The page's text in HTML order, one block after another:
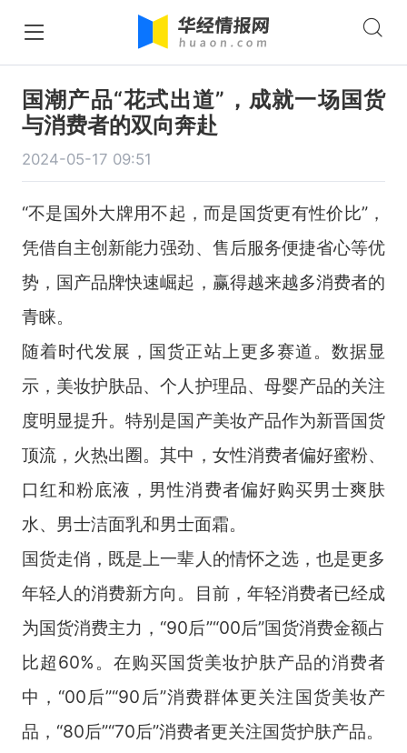
国潮产品“花式出道”，成就一场国货
与消费者的双向奔赴
2024-05-17 09:51
“不是国外大牌用不起，而是国货更有性价比”，
凭借自主创新能力强劲、售后服务便捷省心等优
势，国产品牌快速崛起，赢得越来越多消费者的
青睐。
随着时代发展，国货正站上更多赛道。数据显
示，美妆护肤品、个人护理品、母婴产品的关注
度明显提升。特别是国产美妆产品作为新晋国货
顶流，火热出圈。其中，女性消费者偏好蜜粉、
口红和粉底液，男性消费者偏好购买男士爽肤
水、男士洁面乳和男士面霜。
国货走俏，既是上一辈人的情怀之选，也是更多
年轻人的消费新方向。目前，年轻消费者已经成
为国货消费主力，“90后”“00后”国货消费金额占
比超60%。在购买国货美妆护肤产品的消费者
中，“00后”“90后”消费群体更关注国货美妆产
品，“80后”“70后”消费者更关注国货护肤产品。